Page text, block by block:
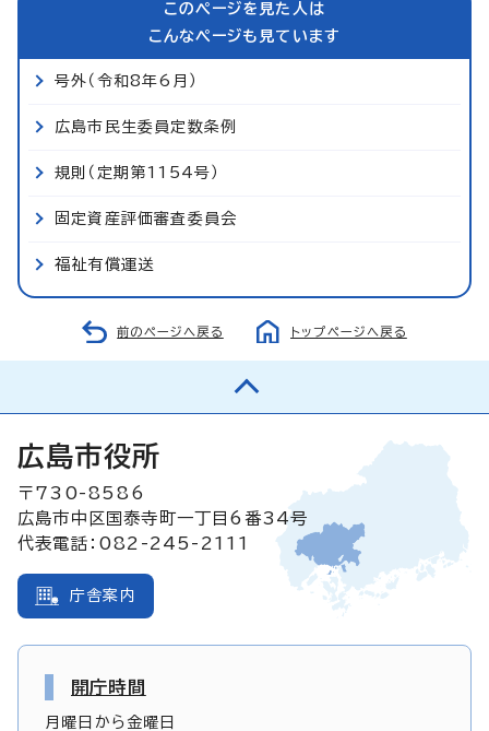
このページを見た人は
こんなページも見ています
号外（令和8年6月）
広島市民生委員定数条例
規則（定期第1154号）
固定資産評価審査委員会
福祉有償運送
前のページへ戻る トップページへ戻る
広島市役所
〒730-8586
広島市中区国泰寺町一丁目6番34号
代表電話：082-245-2111
庁舎案内
開庁時間
月曜日から金曜日